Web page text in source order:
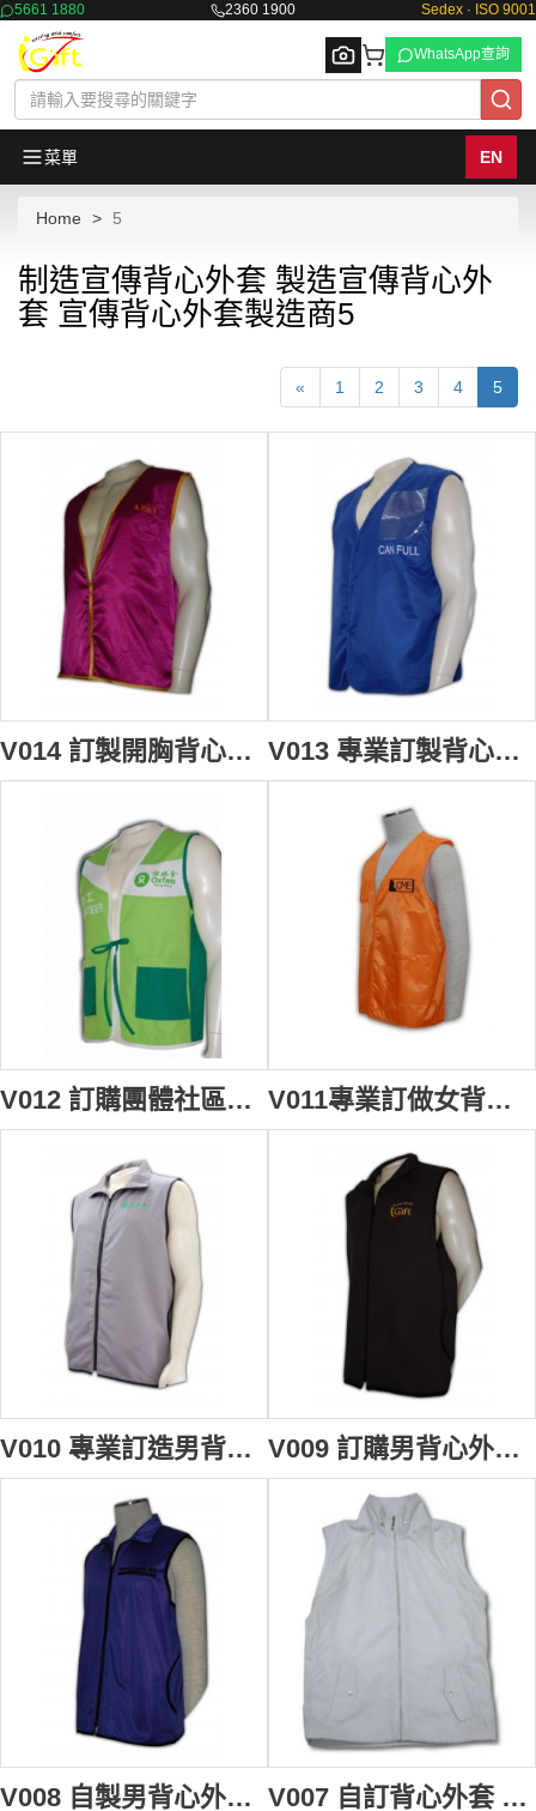
5661 1880 2360 1900 Sedex · ISO 9001
WhatsApp查詢
菜單 EN
Home 5
制造宣傳背心外套 製造宣傳背心外
套 宣傳背心外套製造商5
« 1 2 3 4 5
V014 訂製開胸背心外套 waistcoat vest company 訂做背心褸款式 背心批發商 V013 專業訂製背心外套 safety vest 背心外套 襯 男裝背心褸 背心專門店 政府部門 緊急調動背心
V012 訂購團體社區背心褸 自訂開胸背心制服 袋撞色 設計背心外套款式 背心批發商 V011專業訂做女背心褸 自製半開胸拉鏈制服 訂購團體背心外套專門店
V010 專業訂造男背心褸 訂購團體職業背心外套 diy vest cooling vest 背心男 背心批發商 V009 訂購男背心外套 safety vest 訂製黑色背心褸制服 自訂團體制服專門店
V008 自製男背心外套 waistcoat design down vest 訂購推廣背心褸 設計廣告背心製造商 V007 自訂背心外套 男背心褸 英文 waistcoat design 訂購團體淨色背心褸 背心批發商